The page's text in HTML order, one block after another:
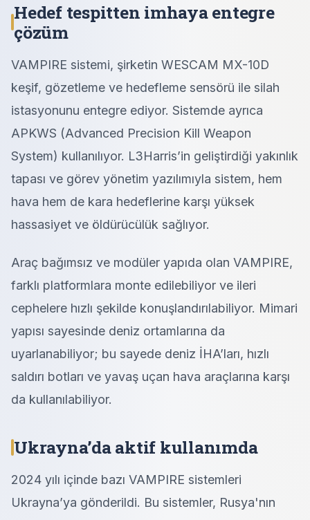
Hedef tespitten imhaya entegre
çözüm
VAMPIRE sistemi, şirketin WESCAM MX-10D
keşif, gözetleme ve hedefleme sensörü ile silah
istasyonunu entegre ediyor. Sistemde ayrıca
APKWS (Advanced Precision Kill Weapon
System) kullanılıyor. L3Harris’in geliştirdiği yakınlık
tapası ve görev yönetim yazılımıyla sistem, hem
hava hem de kara hedeflerine karşı yüksek
hassasiyet ve öldürücülük sağlıyor.
Araç bağımsız ve modüler yapıda olan VAMPIRE,
farklı platformlara monte edilebiliyor ve ileri
cephelere hızlı şekilde konuşlandırılabiliyor. Mimari
yapısı sayesinde deniz ortamlarına da
uyarlanabiliyor; bu sayede deniz İHA’ları, hızlı
saldırı botları ve yavaş uçan hava araçlarına karşı
da kullanılabiliyor.
Ukrayna’da aktif kullanımda
2024 yılı içinde bazı VAMPIRE sistemleri
Ukrayna’ya gönderildi. Bu sistemler, Rusya'nın